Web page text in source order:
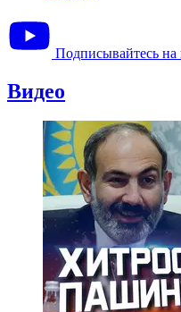
Подписывайтесь
Видео